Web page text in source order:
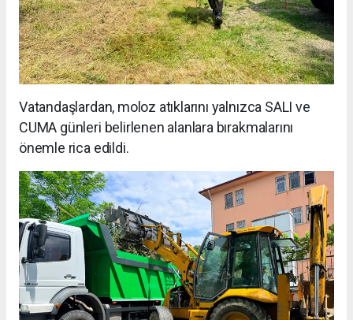
Vatandaşlardan, moloz atıklarını yalnızca SALI ve
CUMA günleri belirlenen alanlara bırakmalarını
önemle rica edildi.